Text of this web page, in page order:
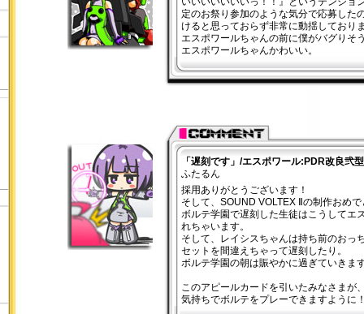
定のお祭り参加のような気分で応募した
けると思っておらず非常に動揺しており
エスポワールちゃんの前に僕がバグりそ
エスポワールちゃんかわいい。
「遅刻です」/エスポワール:PDR改良弐型
ふたるん
採用ありがとうございます！
そして、SOUND VOLTEX Ⅱの制作おめ
ボルテ学園で遅刻した生徒はこうしてエ
れちゃいます。
そして、レイシスちゃんは持ち前のおっ
セットを間違えちゃって遅刻したり。
ボルテ学園の朝は賑やかに過ぎていきま
このアピールカードを引いたみなさまが
気持ちでボルテをプレーできますように